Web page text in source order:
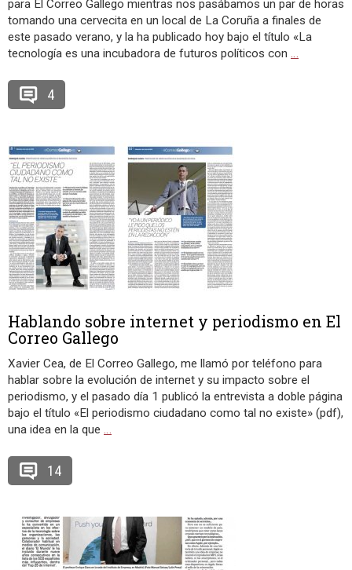
para El Correo Gallego mientras nos pasábamos un par de horas
tomando una cervecita en un local de La Coruña a finales de
este pasado verano, y la ha publicado hoy bajo el título «La
tecnología es una incubadora de futuros políticos con …
4
Hablando sobre internet y periodismo en El
Correo Gallego
Xavier Cea, de El Correo Gallego, me llamó por teléfono para
hablar sobre la evolución de internet y su impacto sobre el
periodismo, y el pasado día 1 publicó la entrevista a doble página
bajo el título «El periodismo ciudadano como tal no existe» (pdf),
una idea en la que …
14